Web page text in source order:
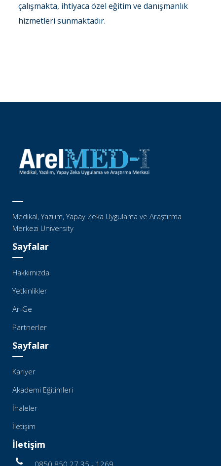
çalışmakta, ihtiyaca özel eğitim ve danışmanlık
hizmetleri sunmaktadır.
Medikal, Yazılım, Yapay Zeka Uygulama ve Araştırma
Merkezi University
Sayfalar
Hakkımızda
Yetkinlikler
Ar-Ge
Partnerler
Sayfalar
Kariyer
Akademi Eğitimleri
İhaleler
İletişim
İletişim
0850 850 27 35 - 1269